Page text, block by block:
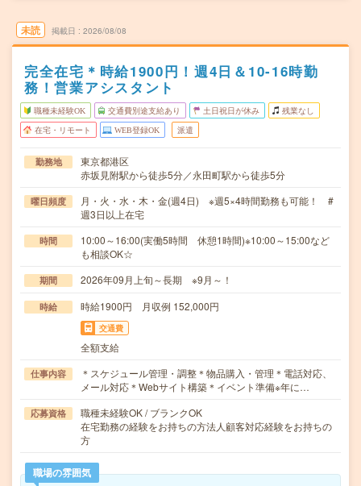
未読 掲載日 2026/08/08
完全在宅＊時給1900円！週4日＆10-16時勤
務！営業アシスタント
職種未経験OK 交通費別途支給あり 土日祝日が休み 残業なし
在宅・リモート WEB登録OK 派遣
勤務地
東京都港区
赤坂見附駅から徒歩5分／永田町駅から徒歩5分
曜日頻度
月・火・水・木・金(週4日) ※週5×4時間勤務も可能！ #
週3日以上在宅
時間
10:00～16:00(実働5時間 休憩1時間)※10:00～15:00など
も相談OK☆
期間 2026年09月上旬～長期 ※9月～！
時給 時給1900円 月収例 152,000円
交通費
全額支給
仕事内容
＊スケジュール管理・調整＊物品購入・管理＊電話対応、
メール対応＊Webサイト構築＊イベント準備※年に…
応募資格
職種未経験OK / ブランクOK
在宅勤務の経験をお持ちの方法人顧客対応経験をお持ちの
方
職場の雰囲気